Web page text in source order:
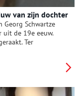
van zijn dochter
Schwartze
de 19e eeuw.
Ter
het Luther